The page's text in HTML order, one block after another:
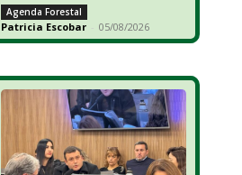
Agenda Forestal
Patricia Escobar - 05/08/2026